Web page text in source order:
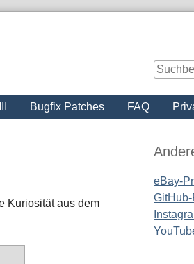
Bugfix Patches FAQ
Kuriosität aus dem
eBay-
GitHub-